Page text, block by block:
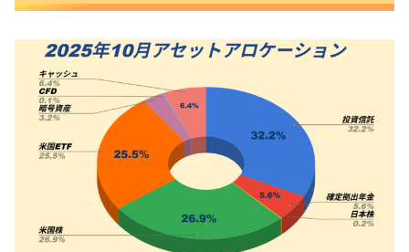
米国個別株のポートフォリオ公開
ポートフォリオの見直しと今後の方針
ポートフォリオ公開 まとめ